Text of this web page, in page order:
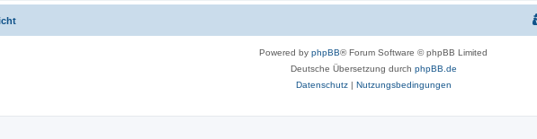
Powered by phpBB® Forum Software © phpBB Limited
Deutsche Übersetzung durch phpBB.de
Datenschutz | Nutzungsbedingungen